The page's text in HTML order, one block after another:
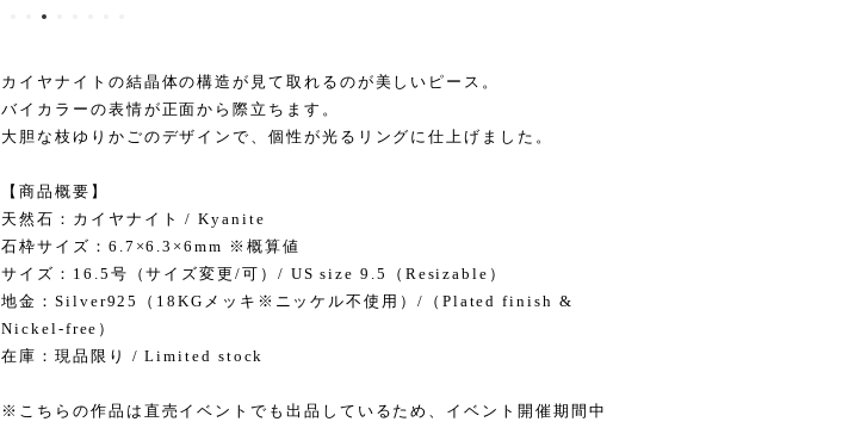
カイヤナイトの結晶体の構造が見て取れるのが美しいピース。
バイカラーの表情が正面から際立ちます。
大胆な枝ゆりかごのデザインで、個性が光るリングに仕上げました。
【商品概要】
天然石：カイヤナイト / Kyanite
石枠サイズ：6.7×6.3×6mm ※概算値
サイズ：16.5号（サイズ変更/可）/ US size 9.5（Resizable）
地金：Silver925（18KGメッキ※ニッケル不使用）/（Plated finish &
Nickel-free）
在庫：現品限り / Limited stock
※こちらの作品は直売イベントでも出品しているため、イベント開催期間中